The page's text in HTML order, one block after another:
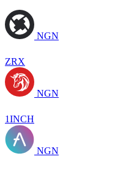
NGN
ZRX
NGN
1INCH
NGN